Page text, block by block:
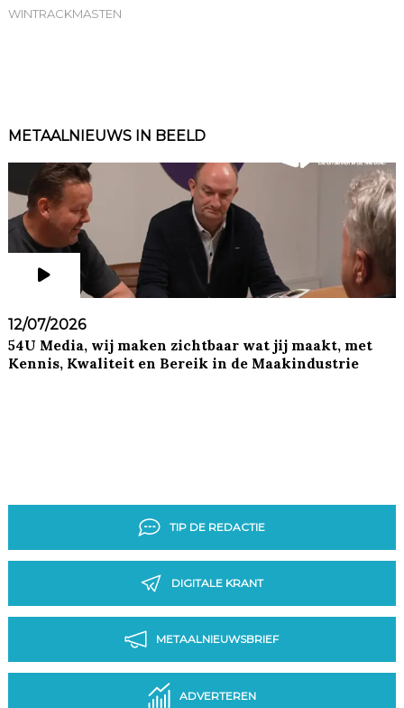
WINTRACKMASTEN
METAALNIEUWS IN BEELD
12/07/2026
54U Media, wij maken zichtbaar wat jij maakt, met
Kennis, Kwaliteit en Bereik in de Maakindustrie
TIP DE REDACTIE
DIGITALE KRANT
METAALNIEUWSBRIEF
ADVERTEREN